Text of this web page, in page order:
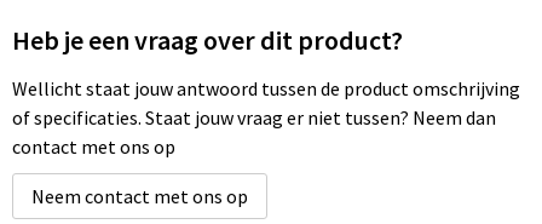
Heb je een vraag over dit product?
Wellicht staat jouw antwoord tussen de product omschrijving
of specificaties. Staat jouw vraag er niet tussen? Neem dan
contact met ons op
Neem contact met ons op